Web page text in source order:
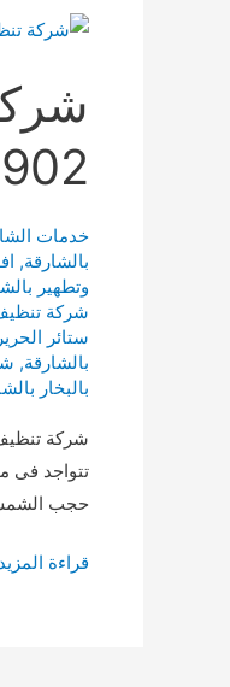
خدمات
بالشارقة,
وتطهير
شركة تنظيف
ستائر
بالشارقة,
بالبخار
شركة
تتواجد فى
حجب الشمس
شركة
قراءة